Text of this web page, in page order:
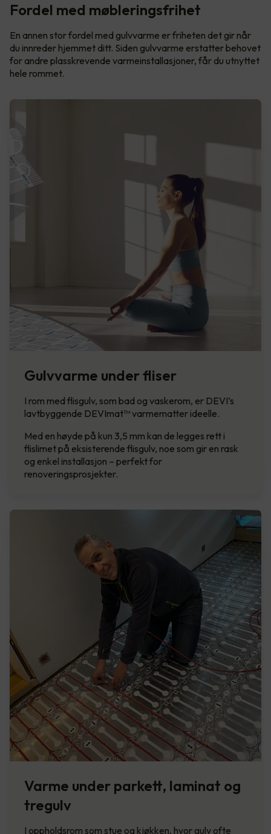
Fordel med møbleringsfrihet
En annen stor fordel med gulvvarme er friheten det gir når
du innreder hjemmet ditt. Siden gulvvarme erstatter behovet
for andre plasskrevende varmeinstallasjoner, får du utnyttet
hele rommet.
Gulvvarme under fliser
I rom med flisgulv, som bad og vaskerom, er DEVI’s
lavtbyggende DEVImat™ varmematter ideelle.
Med en høyde på kun 3,5 mm kan de legges rett i
flislimet på eksisterende flisgulv, noe som gir en rask
og enkel installasjon – perfekt for
renoveringsprosjekter.
Varme under parkett, laminat og
tregulv
I oppholdsrom som stue og kjøkken, hvor gulv ofte